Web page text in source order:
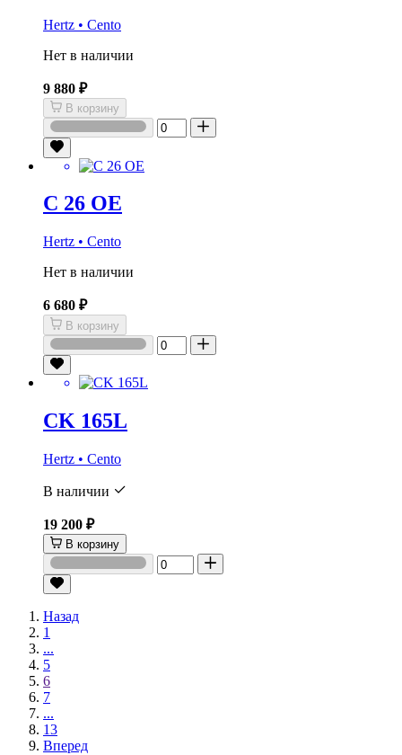
Hertz • Cento
Нет в наличии
9 880 ₽
В корзину
C 26 OE
Hertz • Cento
Нет в наличии
6 680 ₽
В корзину
CK 165L
Hertz • Cento
В наличии
19 200 ₽
В корзину
Назад
1
...
5
6
7
...
13
Вперед